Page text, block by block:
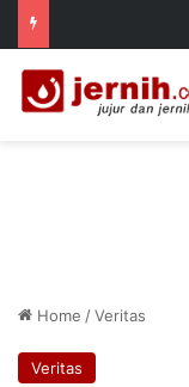
Home /Veritas
Veritas